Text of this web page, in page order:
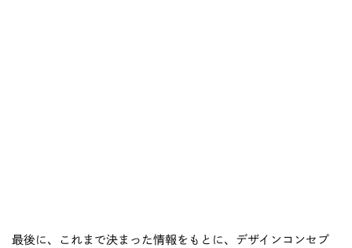
最後に、これまで決まった情報をもとに、デザインコンセプ